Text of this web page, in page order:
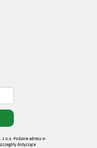
z o.o. Podanie adresu e-
dotyczące